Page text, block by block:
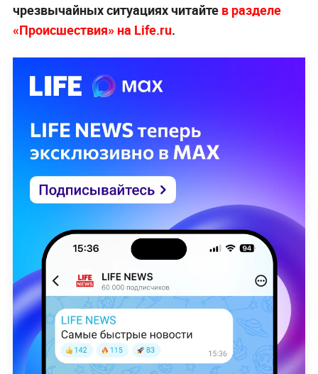
чрезвычайных ситуациях читайте в разделе
«Происшествия» на Life.ru.